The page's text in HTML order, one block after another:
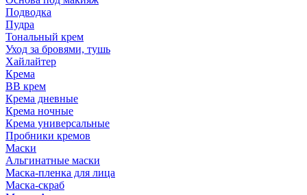
Подводка
Пудра
Тональный крем
Уход за бровями, тушь
Хайлайтер
Крема
ВВ крем
Крема дневные
Крема ночные
Крема универсальные
Пробники кремов
Маски
Альгинатные маски
Маска-пленка для лица
Маска-скраб